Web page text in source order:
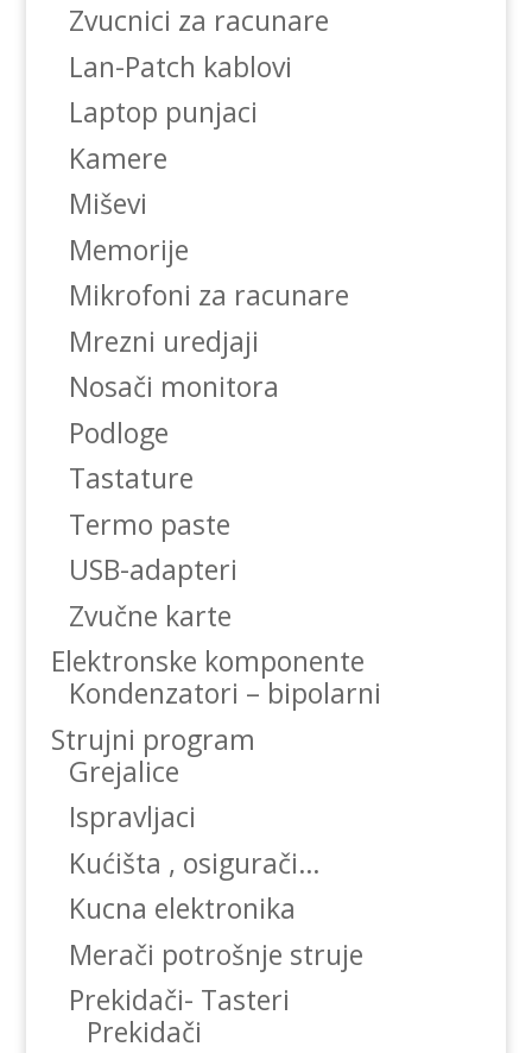
Zvucnici za racunare
Lan-Patch kablovi
Laptop punjaci
Kamere
Miševi
Memorije
Mikrofoni za racunare
Mrezni uredjaji
Nosači monitora
Podloge
Tastature
Termo paste
USB-adapteri
Zvučne karte
Elektronske komponente
Kondenzatori – bipolarni
Strujni program
Grejalice
Ispravljaci
Kućišta , osigurači…
Kucna elektronika
Merači potrošnje struje
Prekidači- Tasteri
Prekidači